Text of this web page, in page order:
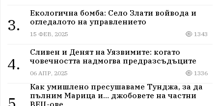
3.
Екологична бомба: Село Злати войвода и
огледалото на управлението
15 ФЕВ, 2025 1343
4.
Сливен и Денят на Уязвимите: когато
човечността надмогва предразсъдъците
06 АПР, 2025 1336
Как умишлено пресушаваме Тунджа, за да
пълним Марица и… джобовете на частни